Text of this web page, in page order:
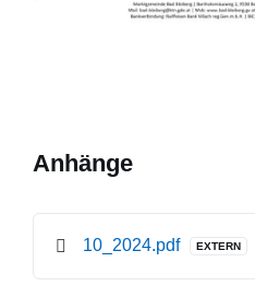
Anhänge
10_2024.pdf
File
EXTERN